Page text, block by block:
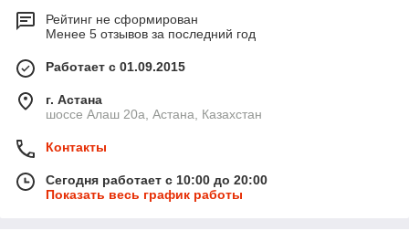
Рейтинг не сформирован
Менее 5 отзывов за последний год
Работает с 01.09.2015
г. Астана
шоссе Алаш 20а, Астана, Казахстан
Контакты
Сегодня работает с 10:00 до 20:00
Показать весь график работы